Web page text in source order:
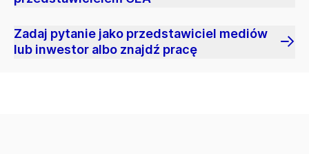
Zadaj pytanie jako przedstawiciel mediów
lub inwestor albo znajdź pracę